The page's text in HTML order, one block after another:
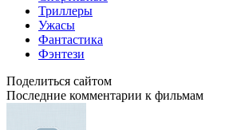
Триллеры
Ужасы
Фантастика
Фэнтези
Поделиться сайтом
Последние комментарии к фильмам